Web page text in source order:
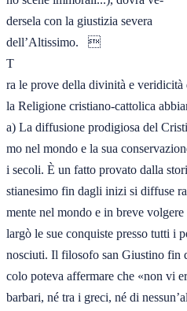
dersela con la giustizia severa
dell’Altissimo.   
T
ra le prove della divinità e veridicità
la Religione cristiano-cattolica
a) La diffusione prodigiosa del
mo nel mondo e la sua
i secoli. È un fatto provato dalla
stianesimo fin dagli inizi si diffuse
mente nel mondo e in breve
largò le sue conquiste presso tutti i
nosciuti. Il filosofo san Giustino fin
colo poteva affermare che «non vi
barbari, né tra i greci, né di